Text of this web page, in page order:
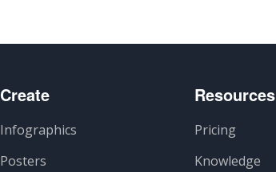
Create
Infographics
Posters
Resources
Pricing
Knowledge